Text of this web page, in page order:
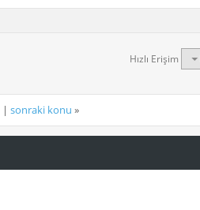
Hızlı Erişim
| sonraki konu »